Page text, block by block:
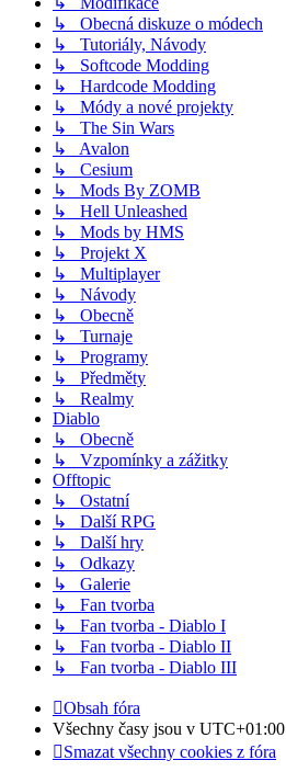
↳ Obecná diskuze o módech
↳ Tutoriály, Návody
↳ Softcode Modding
↳ Hardcode Modding
↳ Módy a nové projekty
↳ The Sin Wars
↳ Avalon
↳ Cesium
↳ Mods By ZOMB
↳ Hell Unleashed
↳ Mods by HMS
↳ Projekt X
↳ Multiplayer
↳ Návody
↳ Obecně
↳ Turnaje
↳ Programy
↳ Předměty
↳ Realmy
Diablo
↳ Obecně
↳ Vzpomínky a zážitky
Offtopic
↳ Ostatní
↳ Další RPG
↳ Další hry
↳ Odkazy
↳ Galerie
↳ Fan tvorba
↳ Fan tvorba - Diablo I
↳ Fan tvorba - Diablo II
↳ Fan tvorba - Diablo III
Obsah fóra
Všechny časy jsou v UTC+01:00
Smazat všechny cookies z fóra